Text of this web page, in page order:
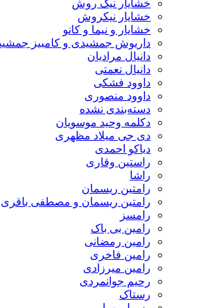
خشایار نیک روش
خشایار نیکروش
خشایار و نیما و کانو
داریوش جمشیدی و کامبیز
دانیال مرادیان
دانیال نعمتی
داوود فشکی
داوود منصوری
دسته‌بندی نشده
دکلمه وحید موسویان
دی جی میلاد مظهری
دیاکو احمدی
راستین وقاری
راشا
رامتین ریسمان
رامتین ریسمان و مصطفی باقری
رامسز
رامین بی باک
رامین رمضانی
رامین فاخری
رامین میرزادی
رحیم جوانمردی
رستاک